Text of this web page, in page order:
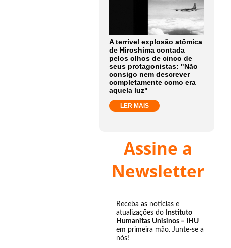
A terrível explosão atômica
de Hiroshima contada
pelos olhos de cinco de
seus protagonistas: "Não
consigo nem descrever
completamente como era
aquela luz"
LER MAIS
Assine a
Newsletter
Receba as notícias e
atualizações do Instituto
Humanitas Unisinos – IHU
em primeira mão. Junte-se a
nós!